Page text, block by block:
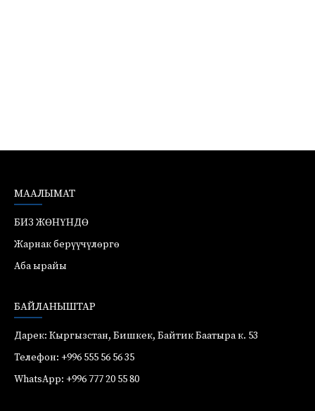
МААЛЫМАТ
БИЗ ЖӨНҮНДӨ
Жарнак берүүчүлөргө
Аба ырайы
БАЙЛАНЫШТАР
Дарек: Кыргызстан, Бишкек, Байтик Баатыра к. 53
Телефон: +996 555 56 56 35
WhatsApp: +996 777 20 55 80